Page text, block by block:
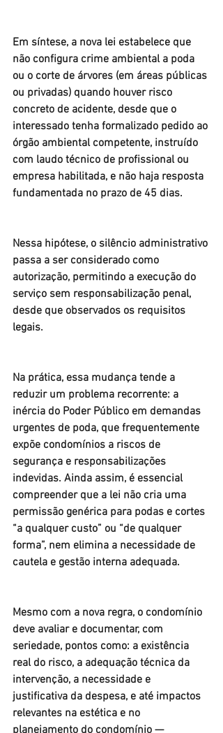
Em síntese, a nova lei estabelece que
não configura crime ambiental a poda
ou o corte de árvores (em áreas públicas
ou privadas) quando houver risco
concreto de acidente, desde que o
interessado tenha formalizado pedido ao
órgão ambiental competente, instruído
com laudo técnico de profissional ou
empresa habilitada, e não haja resposta
fundamentada no prazo de 45 dias.
Nessa hipótese, o silêncio administrativo
passa a ser considerado como
autorização, permitindo a execução do
serviço sem responsabilização penal,
desde que observados os requisitos
legais.
Na prática, essa mudança tende a
reduzir um problema recorrente: a
inércia do Poder Público em demandas
urgentes de poda, que frequentemente
expõe condomínios a riscos de
segurança e responsabilizações
indevidas. Ainda assim, é essencial
compreender que a lei não cria uma
permissão genérica para podas e cortes
“a qualquer custo” ou “de qualquer
forma”, nem elimina a necessidade de
cautela e gestão interna adequada.
Mesmo com a nova regra, o condomínio
deve avaliar e documentar, com
seriedade, pontos como: a existência
real do risco, a adequação técnica da
intervenção, a necessidade e
justificativa da despesa, e até impactos
relevantes na estética e no
planejamento do condomínio —